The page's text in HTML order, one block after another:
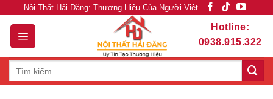
content
Nội Thất Hải Đăng: Thương Hiệu Của Người Việt
Hotline:
0938.915.322